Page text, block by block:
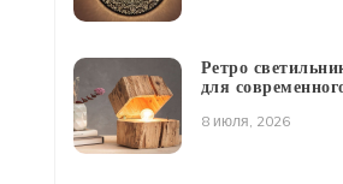
Ретро
для
8 июля, 2026